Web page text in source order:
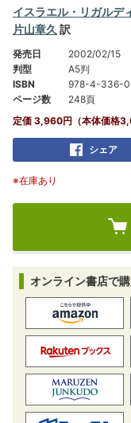
イスラエル・リガルデ
片山章久 訳
発売日
2002/02/15
判型
A5判
ISBN
978-4-336-
ページ数
248頁
定価 3,960円（本体価格
シェア
※在庫あり
オンライン書店で